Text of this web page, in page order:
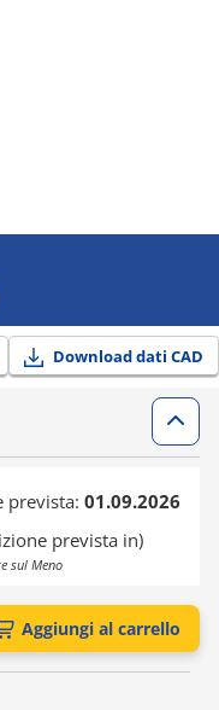
Download dati CAD
prevista: 01.09.2026
prevista in)
sul Meno
Aggiungi al carrello